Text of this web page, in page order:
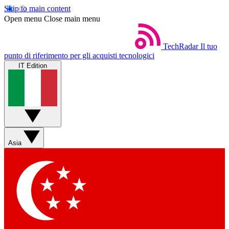
Skip to main content
Open menu Close main menu
TechRadar Il tuo
punto di riferimento per gli acquisti tecnologici
IT Edition
Asia